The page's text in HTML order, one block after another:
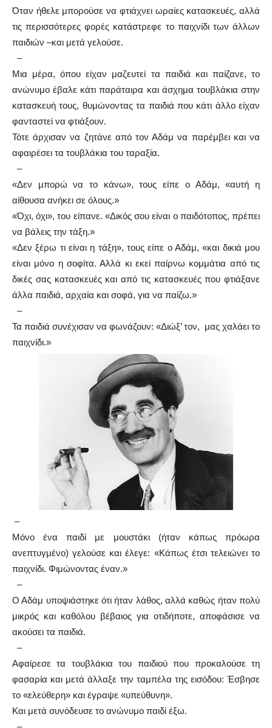
Όταν ήθελε μπορούσε να φτιάχνει ωραίες κατασκευές, αλλά
τις περισσότερες φορές κατάστρεφε το παιχνίδι των άλλων
παιδιών –και μετά γελούσε.
–
Μια μέρα, όπου είχαν μαζευτεί τα παιδιά και παίζανε, το
ανώνυμο έβαλε κάτι παράταιρα και άσχημα τουβλάκια στην
κατασκευή τους, θυμώνοντας τα παιδιά που κάτι άλλο είχαν
φανταστεί να φτιάξουν.
Τότε άρχισαν να ζητάνε από τον Αδάμ να παρέμβει και να
αφαιρέσει τα τουβλάκια του ταραξία.
–
«Δεν μπορώ να το κάνω», τους είπε ο Αδάμ, «αυτή η
αίθουσα ανήκει σε όλους.»
«Όχι, όχι», του είπανε. «Δικός σου είναι ο παιδότοπος, πρέπει
να βάλεις την τάξη.»
«Δεν ξέρω τι είναι η τάξη», τους είπε ο Αδάμ, «και δικιά μου
είναι μόνο η σοφίτα. Αλλά κι εκεί παίρνω κομμάτια από τις
δικές σας κατασκευές και από τις κατασκευές που φτιάξανε
άλλα παιδιά, αρχαία και σοφά, για να παίζω.»
–
Τα παιδιά συνέχισαν να φωνάζουν: «Διώξ’ τον, μας χαλάει το
παιχνίδι.»
–
Μόνο ένα παιδί με μουστάκι (ήταν κάπως πρόωρα
ανεπτυγμένο) γελούσε και έλεγε: «Κάπως έτσι τελειώνει το
παιχνίδι. Φιμώνοντας έναν.»
–
Ο Αδάμ υποψιάστηκε ότι ήταν λάθος, αλλά καθώς ήταν πολύ
μικρός και καθόλου βέβαιος για οτιδήποτε, αποφάσισε να
ακούσει τα παιδιά.
–
Αφαίρεσε τα τουβλάκια του παιδιού που προκαλούσε τη
φασαρία και μετά άλλαξε την ταμπέλα της εισόδου: Έσβησε
το «ελεύθερη» και έγραψε «υπεύθυνη».
Και μετά συνόδευσε το ανώνυμο παιδί έξω.